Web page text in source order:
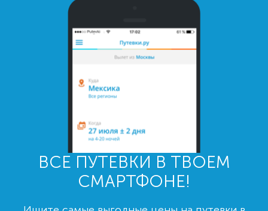
ВСЕ ПУТЕВКИ В ТВОЕМ
СМАРТФОНЕ!